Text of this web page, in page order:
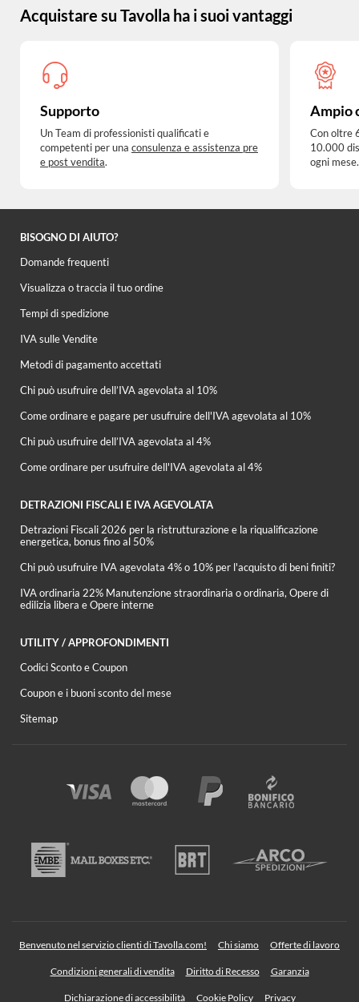
Acquistare su Tavolla ha i suoi vantaggi
Supporto
Un Team di professionisti qualificati e
competenti per una consulenza e assistenza pre
e post vendita.
Ampio
Con oltre
10.000
ogni mese.
BISOGNO DI AIUTO?
Domande frequenti
Visualizza o traccia il tuo ordine
Tempi di spedizione
IVA sulle Vendite
Metodi di pagamento accettati
Chi può usufruire dell’IVA agevolata al 10%
Come ordinare e pagare per usufruire dell'IVA agevolata al 10%
Chi può usufruire dell’IVA agevolata al 4%
Come ordinare per usufruire dell'IVA agevolata al 4%
DETRAZIONI FISCALI E IVA AGEVOLATA
Detrazioni Fiscali 2026 per la ristrutturazione e la riqualificazione
energetica, bonus fino al 50%
Chi può usufruire IVA agevolata 4% o 10% per l'acquisto di beni finiti?
IVA ordinaria 22% Manutenzione straordinaria o ordinaria, Opere di
edilizia libera e Opere interne
UTILITY / APPROFONDIMENTI
Codici Sconto e Coupon
Coupon e i buoni sconto del mese
Sitemap
Benvenuto nel servizio clienti di Tavolla.com! Chi siamo Offerte di lavoro
Condizioni generali di vendita Diritto di Recesso Garanzia
Dichiarazione di accessibilità Cookie Policy Privacy